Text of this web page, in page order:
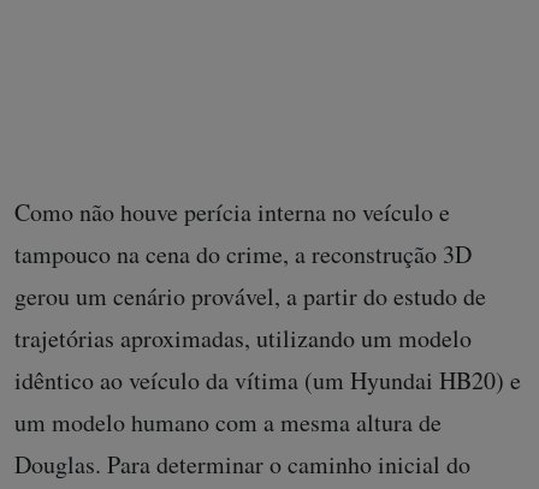
Como não houve perícia interna no veículo e
tampouco na cena do crime, a reconstrução 3D
gerou um cenário provável, a partir do estudo de
trajetórias aproximadas, utilizando um modelo
idêntico ao veículo da vítima (um Hyundai HB20) e
um modelo humano com a mesma altura de
Douglas. Para determinar o caminho inicial do